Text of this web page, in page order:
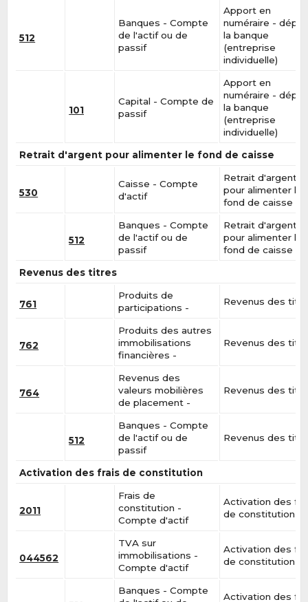
512
Banques - Compte
de l'actif ou de
passif
Apport en
numéraire -
la banque
(entreprise
individuelle)
101
Capital - Compte de
passif
Apport en
numéraire -
la banque
(entreprise
individuelle)
Retrait d'argent pour alimenter le fond de caisse
530
Caisse - Compte
d'actif
Retrait d'argent
pour alimenter le
fond de caisse
512
Banques - Compte
de l'actif ou de
passif
Retrait d'argent
pour alimenter le
fond de caisse
Revenus des titres
761
Produits de
participations -
Revenus des
762
Produits des autres
immobilisations
financières -
Revenus des
764
Revenus des
valeurs mobilières
de placement -
Revenus des
512
Banques - Compte
de l'actif ou de
passif
Revenus des
Activation des frais de constitution
2011
Frais de
constitution -
Compte d'actif
Activation des
de constitution
044562
TVA sur
immobilisations -
Compte d'actif
Activation des
de constitution
Banques - Compte
Activation des